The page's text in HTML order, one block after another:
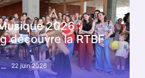
2026 :
découvre la RTBF
22 juin 2026